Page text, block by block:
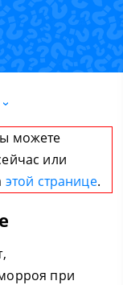
можете
или
этой странице.
при